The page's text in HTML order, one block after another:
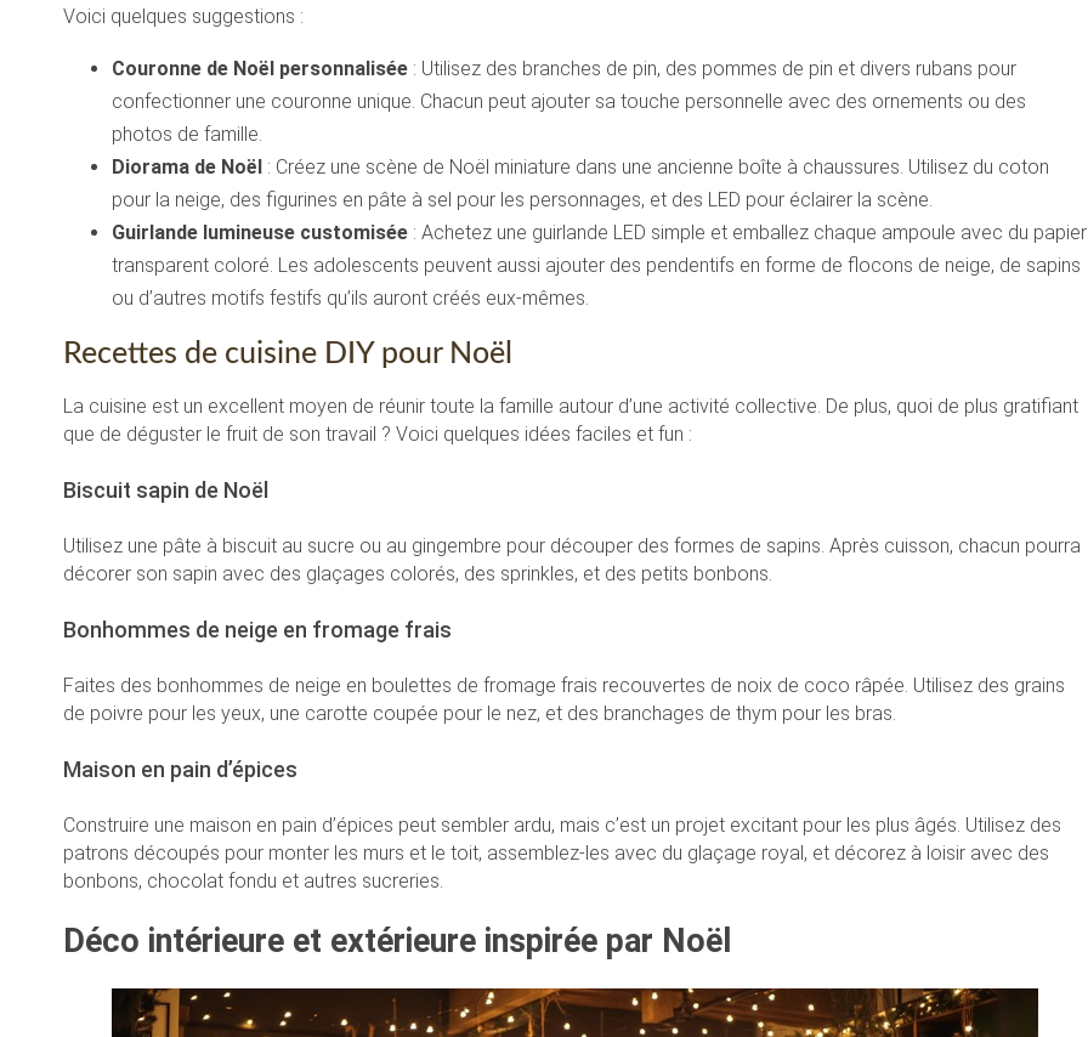
Voici quelques suggestions :
Couronne de Noël personnalisée : Utilisez des branches de pin, des pommes de pin et divers rubans pour
confectionner une couronne unique. Chacun peut ajouter sa touche personnelle avec des ornements ou des
photos de famille.
Diorama de Noël : Créez une scène de Noël miniature dans une ancienne boîte à chaussures. Utilisez du coton
pour la neige, des figurines en pâte à sel pour les personnages, et des LED pour éclairer la scène.
Guirlande lumineuse customisée : Achetez une guirlande LED simple et emballez chaque ampoule avec du papier
transparent coloré. Les adolescents peuvent aussi ajouter des pendentifs en forme de flocons de neige, de sapins
ou d’autres motifs festifs qu’ils auront créés eux-mêmes.
Recettes de cuisine DIY pour Noël
La cuisine est un excellent moyen de réunir toute la famille autour d’une activité collective. De plus, quoi de plus gratifiant
que de déguster le fruit de son travail ? Voici quelques idées faciles et fun :
Biscuit sapin de Noël
Utilisez une pâte à biscuit au sucre ou au gingembre pour découper des formes de sapins. Après cuisson, chacun pourra
décorer son sapin avec des glaçages colorés, des sprinkles, et des petits bonbons.
Bonhommes de neige en fromage frais
Faites des bonhommes de neige en boulettes de fromage frais recouvertes de noix de coco râpée. Utilisez des grains
de poivre pour les yeux, une carotte coupée pour le nez, et des branchages de thym pour les bras.
Maison en pain d’épices
Construire une maison en pain d’épices peut sembler ardu, mais c’est un projet excitant pour les plus âgés. Utilisez des
patrons découpés pour monter les murs et le toit, assemblez-les avec du glaçage royal, et décorez à loisir avec des
bonbons, chocolat fondu et autres sucreries.
Déco intérieure et extérieure inspirée par Noël